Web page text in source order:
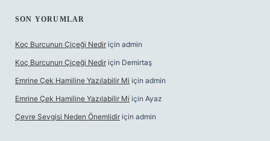
SON YORUMLAR
Koç Burcunun Çiçeği Nedir için admin
Koç Burcunun Çiçeği Nedir için Demirtaş
Emrine Çek Hamiline Yazılabilir Mi için admin
Emrine Çek Hamiline Yazılabilir Mi için Ayaz
Çevre Sevgisi Neden Önemlidir için admin